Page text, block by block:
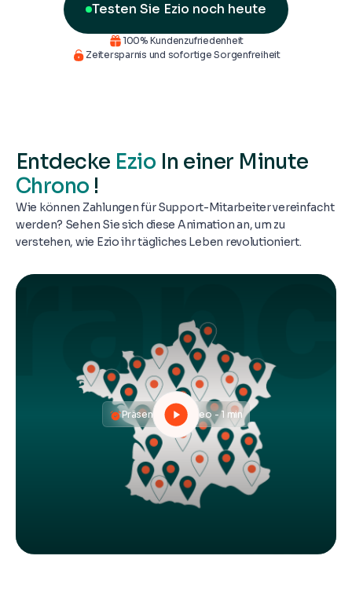
Testen Sie Ezio noch heute
100% Kundenzufriedenheit
Zeitersparnis und sofortige Sorgenfreiheit
Entdecke Ezio In einer Minute
Chrono !
Wie können Zahlungen für Support-Mitarbeiter vereinfacht
werden? Sehen Sie sich diese Animation an, um zu
verstehen, wie Ezio ihr tägliches Leben revolutioniert.
Präsentationsvideo - 1 min